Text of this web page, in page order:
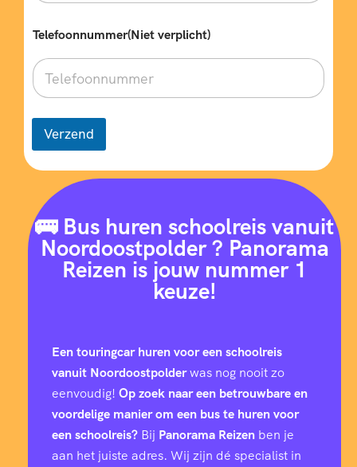
Telefoonnummer(Niet verplicht)
Verzend
🚌 Bus huren schoolreis vanuit
Noordoostpolder ? Panorama
Reizen is jouw nummer 1
keuze!
Een touringcar huren voor een schoolreis
vanuit Noordoostpolderwas nog nooit zo
eenvoudig! Op zoek naar een betrouwbare en
voordelige manier om een bus te huren voor
een schoolreis? Bij Panorama Reizen ben je
aan het juiste adres. Wij zijn dé specialist in